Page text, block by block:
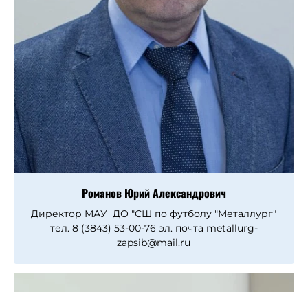
Романов Юрий Александрович
Директор МАУ ДО "СШ по футболу "Металлург"
тел. 8 (3843) 53-00-76 эл. почта metallurg-
zapsib@mail.ru